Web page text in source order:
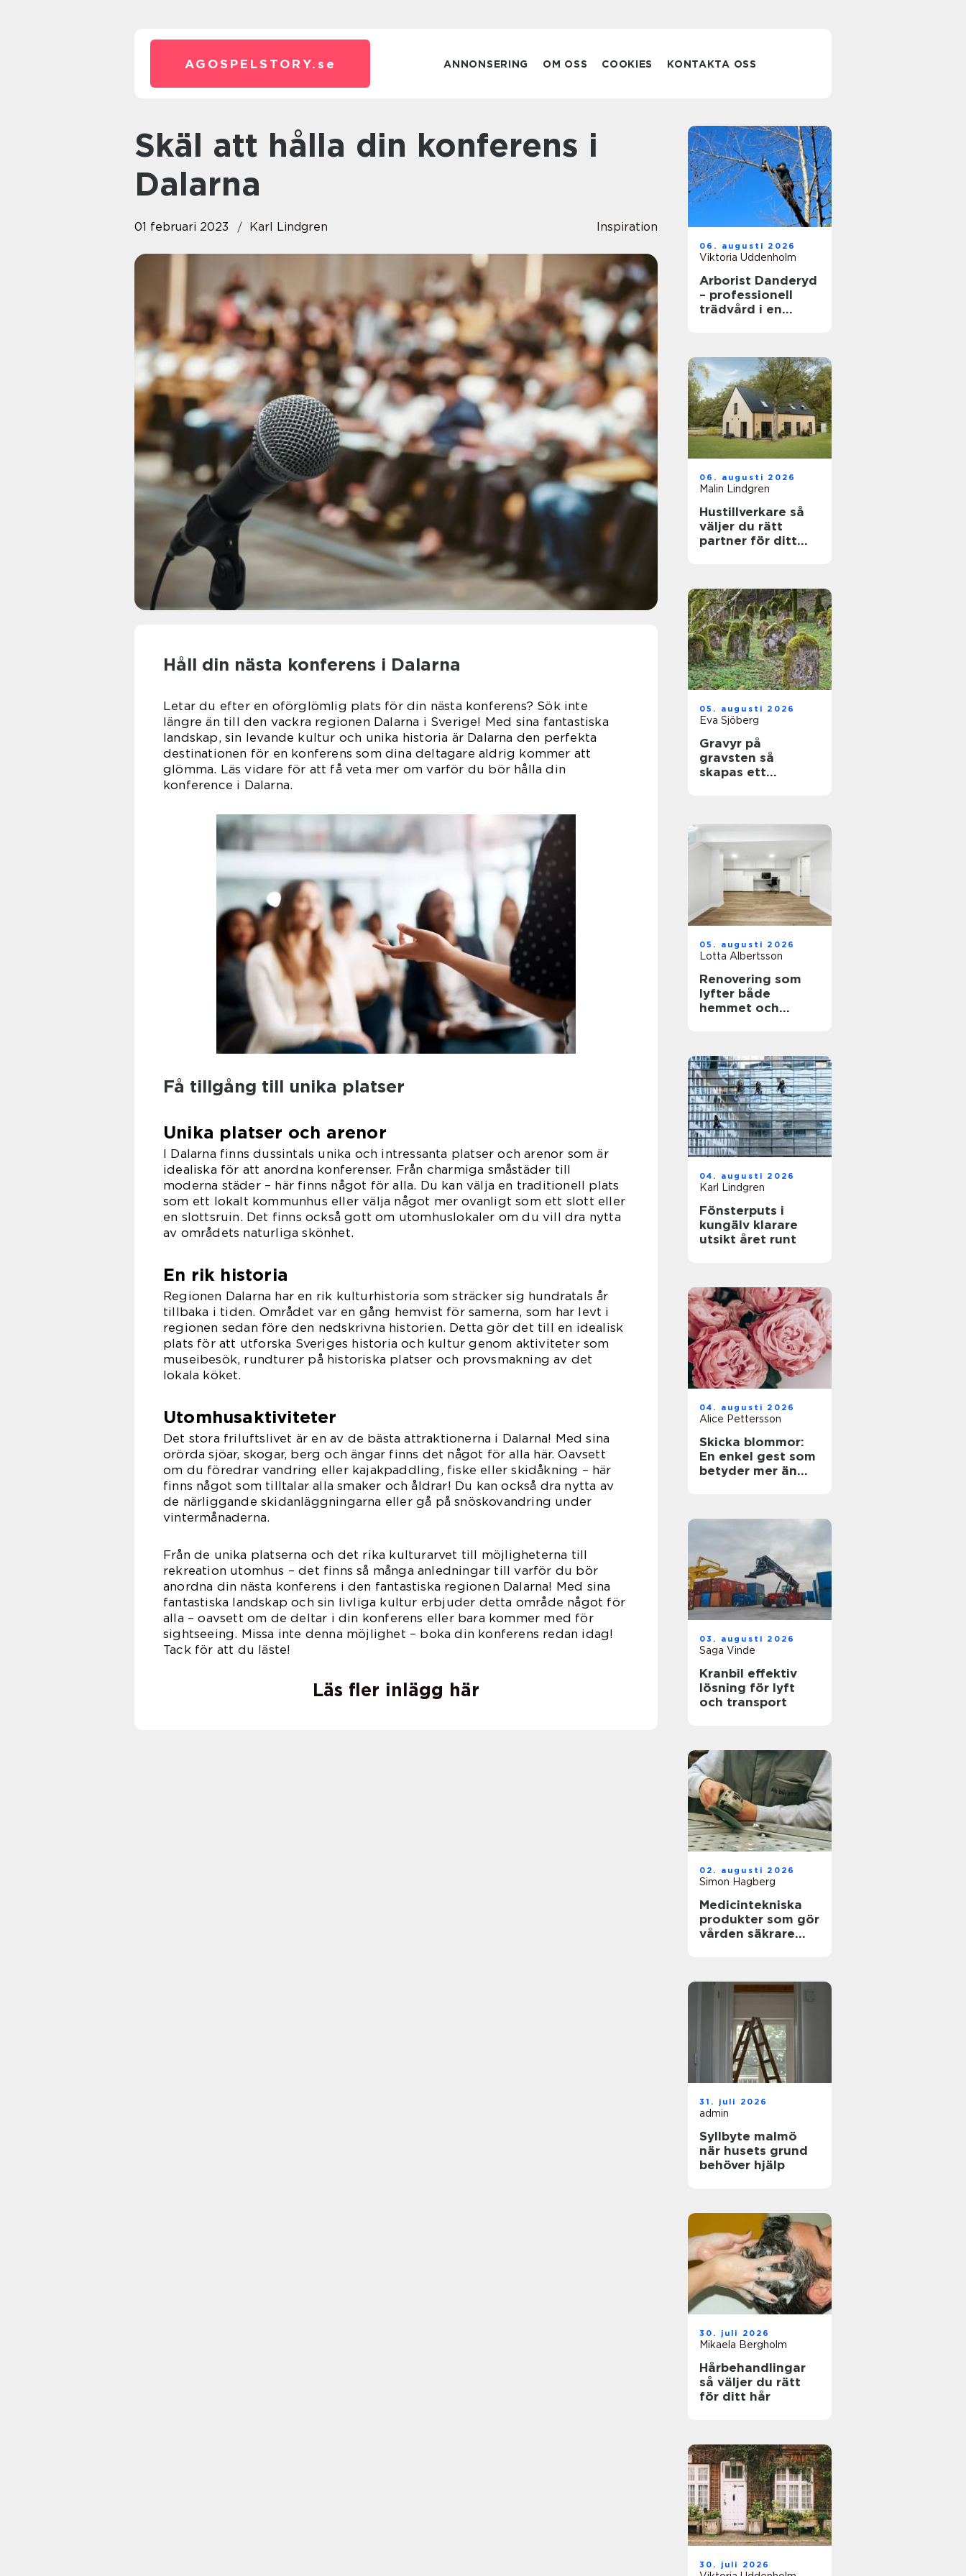
AGOSPELSTORY. se ANNONSERING OM OSS COOKIES KONTAKTA OSS
Skäl att hålla din konferens i
Dalarna
01 februari 2023 Karl Lindgren Inspiration
Håll din nästa konferens i Dalarna
Letar du efter en oförglömlig plats för din nästa konferens? Sök inte
längre än till den vackra regionen Dalarna i Sverige! Med sina fantastiska
landskap, sin levande kultur och unika historia är Dalarna den perfekta
destinationen för en konferens som dina deltagare aldrig kommer att
glömma. Läs vidare för att få veta mer om varför du bör hålla din
konference i Dalarna.
Få tillgång till unika platser
Unika platser och arenor
I Dalarna finns dussintals unika och intressanta platser och arenor som är
idealiska för att anordna konferenser. Från charmiga småstäder till
moderna städer – här finns något för alla. Du kan välja en traditionell plats
som ett lokalt kommunhus eller välja något mer ovanligt som ett slott eller
en slottsruin. Det finns också gott om utomhuslokaler om du vill dra nytta
av områdets naturliga skönhet.
En rik historia
Regionen Dalarna har en rik kulturhistoria som sträcker sig hundratals år
tillbaka i tiden. Området var en gång hemvist för samerna, som har levt i
regionen sedan före den nedskrivna historien. Detta gör det till en idealisk
plats för att utforska Sveriges historia och kultur genom aktiviteter som
museibesök, rundturer på historiska platser och provsmakning av det
lokala köket.
Utomhusaktiviteter
Det stora friluftslivet är en av de bästa attraktionerna i Dalarna! Med sina
orörda sjöar, skogar, berg och ängar finns det något för alla här. Oavsett
om du föredrar vandring eller kajakpaddling, fiske eller skidåkning – här
finns något som tilltalar alla smaker och åldrar! Du kan också dra nytta av
de närliggande skidanläggningarna eller gå på snöskovandring under
vintermånaderna.
Från de unika platserna och det rika kulturarvet till möjligheterna till
rekreation utomhus – det finns så många anledningar till varför du bör
anordna din nästa konferens i den fantastiska regionen Dalarna! Med sina
fantastiska landskap och sin livliga kultur erbjuder detta område något för
alla – oavsett om de deltar i din konferens eller bara kommer med för
sightseeing. Missa inte denna möjlighet – boka din konferens redan idag!
Tack för att du läste!
Läs fler inlägg här
06. augusti 2026
Viktoria Uddenholm
Arborist Danderyd
– professionell
trädvård i en
06. augusti 2026
Malin Lindgren
Hustillverkare så
väljer du rätt
partner för ditt
05. augusti 2026
Eva Sjöberg
Gravyr på
gravsten så
skapas ett
05. augusti 2026
Lotta Albertsson
Renovering som
lyfter både
hemmet och
04. augusti 2026
Karl Lindgren
Fönsterputs i
kungälv klarare
utsikt året runt
04. augusti 2026
Alice Pettersson
Skicka blommor:
En enkel gest som
betyder mer än
03. augusti 2026
Saga Vinde
Kranbil effektiv
lösning för lyft
och transport
02. augusti 2026
Simon Hagberg
Medicintekniska
produkter som gör
vården säkrare
31. juli 2026
admin
Syllbyte malmö
när husets grund
behöver hjälp
30. juli 2026
Mikaela Bergholm
Hårbehandlingar
så väljer du rätt
för ditt hår
30. juli 2026